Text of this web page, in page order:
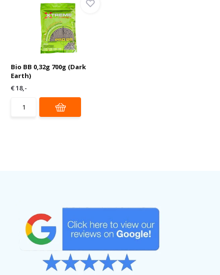
Bio BB 0,32g 700g (Dark
Earth)
€ 18,-